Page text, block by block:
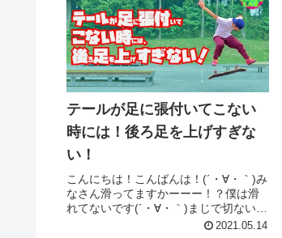
テールが足に張付いてこない
時には！後ろ足を上げすぎな
い！
こんにちは！こんばんは！(´・∀・｀)み
なさん滑ってますかーーー！？僕は滑
れてないです(´・∀・｀)まじで切ないで
す。笑さて！本日のメモは！スケータ
2021.05.14